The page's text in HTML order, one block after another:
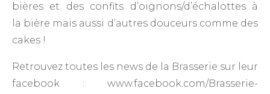
bières et des confits d’oignons/d’échalottes à
la bière mais aussi d’autres douceurs comme des
cakes !
Retrouvez toutes les news de la Brasserie sur leur
facebook : www.facebook.com/Brasserie-